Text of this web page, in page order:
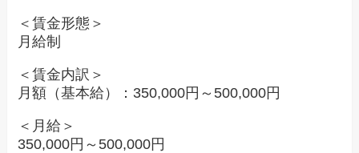
＜賃金形態＞
月給制
＜賃金内訳＞
月額（基本給）：350,000円～500,000円
＜月給＞
350,000円～500,000円